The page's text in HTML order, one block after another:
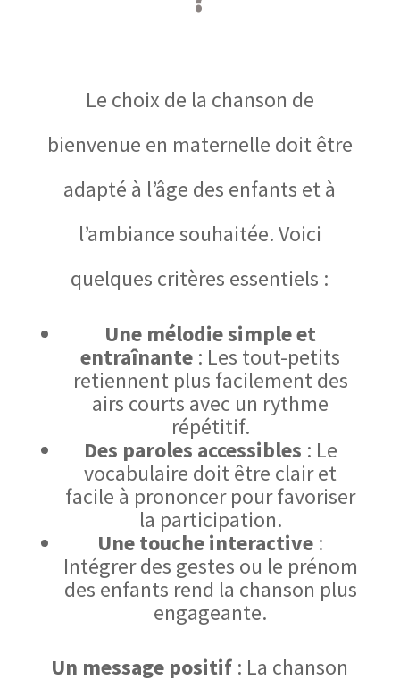
Le choix de la chanson de
bienvenue en maternelle doit être
adapté à l’âge des enfants et à
l’ambiance souhaitée. Voici
quelques critères essentiels :
Une mélodie simple et
entraînante : Les tout-petits
retiennent plus facilement des
airs courts avec un rythme
répétitif.
Des paroles accessibles : Le
vocabulaire doit être clair et
facile à prononcer pour favoriser
la participation.
Une touche interactive :
Intégrer des gestes ou le prénom
des enfants rend la chanson plus
engageante.
Un message positif : La chanson